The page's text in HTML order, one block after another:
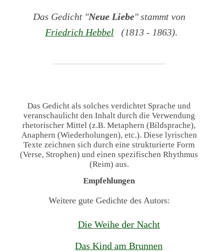
Das Gedicht "Neue Liebe" stammt von
Friedrich Hebbel (1813 - 1863).
Das Gedicht als solches verdichtet Sprache und
veranschaulicht den Inhalt durch die Verwendung
rhetorischer Mittel (z.B. Metaphern (Bildsprache),
Anaphern (Wiederholungen), etc.). Diese lyrischen
Texte zeichnen sich durch eine strukturierte Form
(Verse, Strophen) und einen spezifischen Rhythmus
(Reim) aus.
Empfehlungen
Weitere gute Gedichte des Autors:
Die Weihe der Nacht
Das Kind am Brunnen